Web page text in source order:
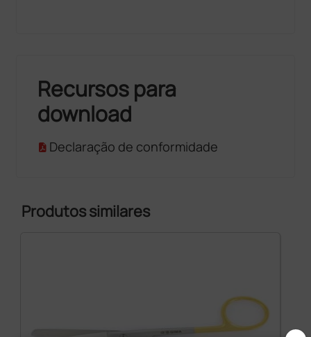
Recursos para
download
Declaração de conformidade
Produtos similares